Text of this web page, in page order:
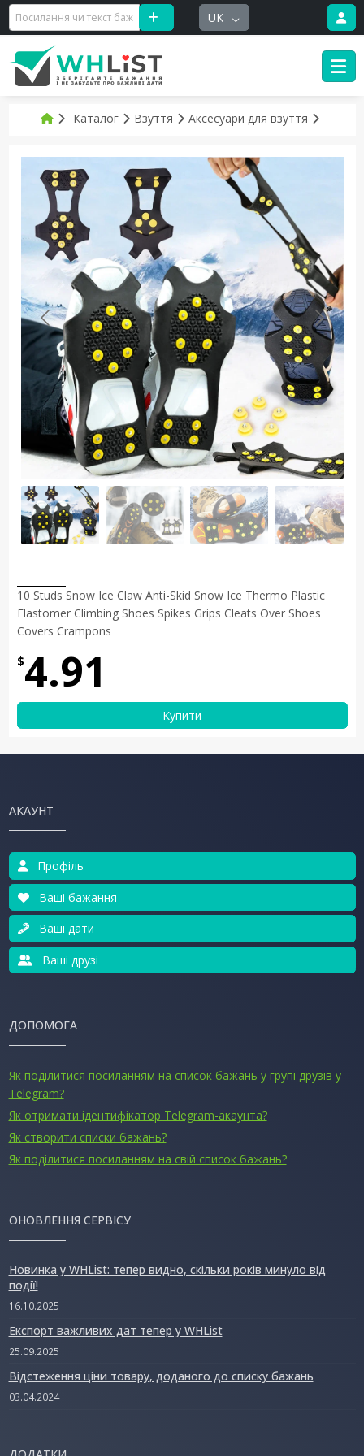
UK
Каталог Взуття Аксесуари для взуття
10 Studs Snow Ice Claw Anti-Skid Snow Ice Thermo Plastic
Elastomer Climbing Shoes Spikes Grips Cleats Over Shoes
Covers Crampons
$4.91
Купити
АКАУНТ
Профіль
Ваші бажання
Ваші дати
Ваші друзі
ДОПОМОГА
Як поділитися посиланням на список бажань у групі друзів у
Telegram?
Як отримати ідентифікатор Telegram-акаунта?
Як створити списки бажань?
Як поділитися посиланням на свій список бажань?
ОНОВЛЕННЯ СЕРВІСУ
Новинка у WHList: тепер видно, скільки років минуло від
події!
16.10.2025
Експорт важливих дат тепер у WHList
25.09.2025
Відстеження ціни товару, доданого до списку бажань
03.04.2024